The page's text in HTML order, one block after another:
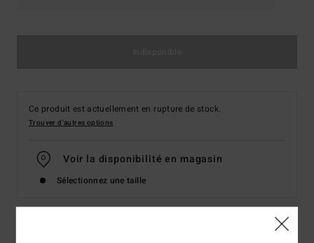
Ce produit est actuellement en rupture de stock.
Trouver d'autres options
Voir la disponibilité en magasin
Sélectionnez une taille